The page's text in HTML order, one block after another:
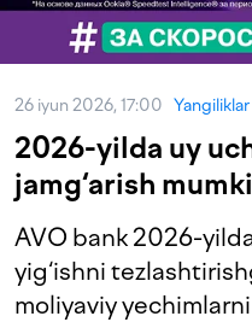
26 iyun 2026, 17:00 Yangiliklar
2026-yilda uy
jamg‘arish
AVO bank 2026-
yig‘ishni
moliyaviy